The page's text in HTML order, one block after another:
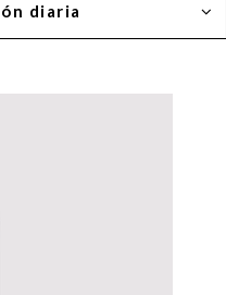
diaria